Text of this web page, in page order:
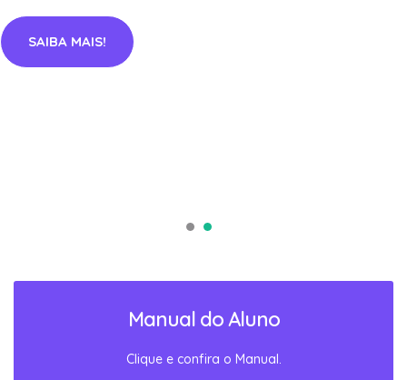
SAIBA MAIS!
Manual do Aluno
Clique e confira o Manual.